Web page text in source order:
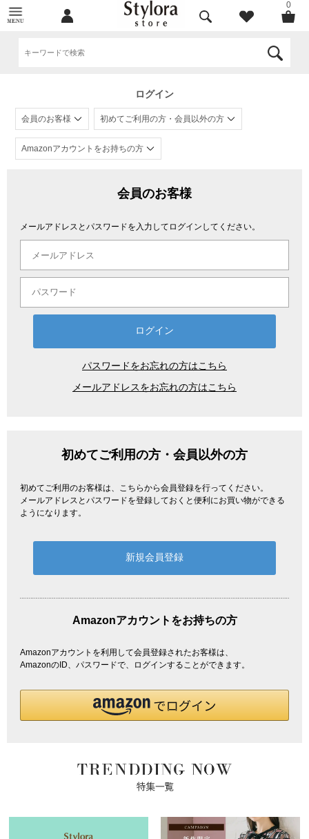
0
ログイン
会員のお客様 初めてご利用の方・会員以外の方
Amazonアカウントをお持ちの方
会員のお客様
メールアドレスとパスワードを入力してログインしてください。
パスワードをお忘れの方はこちら
メールアドレスをお忘れの方はこちら
初めてご利用の方・会員以外の方
初めてご利用のお客様は、こちらから会員登録を行ってください。
メールアドレスとパスワードを登録しておくと便利にお買い物ができる
ようになります。
Amazonアカウントをお持ちの方
Amazonアカウントを利用して会員登録されたお客様は、
AmazonのID、パスワードで、ログインすることができます。